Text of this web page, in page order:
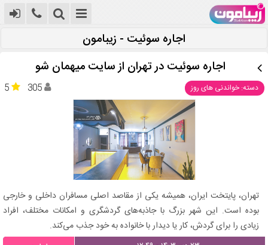
اجاره سوئیت - زیبامون
اجاره سوئیت در تهران از سایت میهمان شو
دسته: خواندنی های روز 5 305
تهران، پایتخت ایران، همیشه یکی از مقاصد اصلی مسافران داخلی و خارجی
بوده است. این شهر بزرگ با جاذبه‌های گردشگری و امکانات مختلف، افراد
زیادی را برای گردش، کار یا دیدار با خانواده به خود جذب می‌کند.